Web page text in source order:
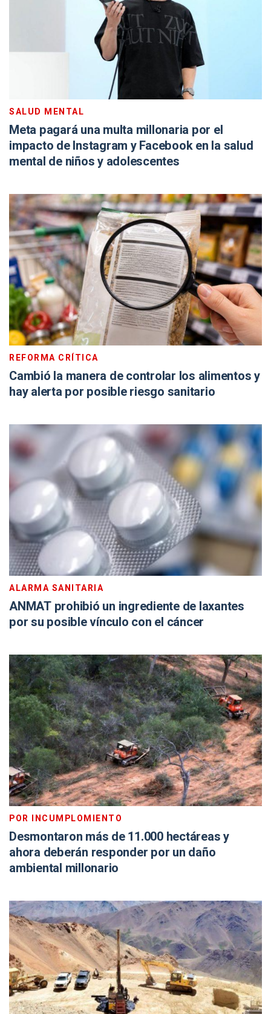
SALUD MENTAL
Meta pagará una multa millonaria por el
impacto de Instagram y Facebook en la salud
mental de niños y adolescentes
REFORMA CRÍTICA
Cambió la manera de controlar los alimentos y
hay alerta por posible riesgo sanitario
ALARMA SANITARIA
ANMAT prohibió un ingrediente de laxantes
por su posible vínculo con el cáncer
POR INCUMPLOMIENTO
Desmontaron más de 11.000 hectáreas y
ahora deberán responder por un daño
ambiental millonario